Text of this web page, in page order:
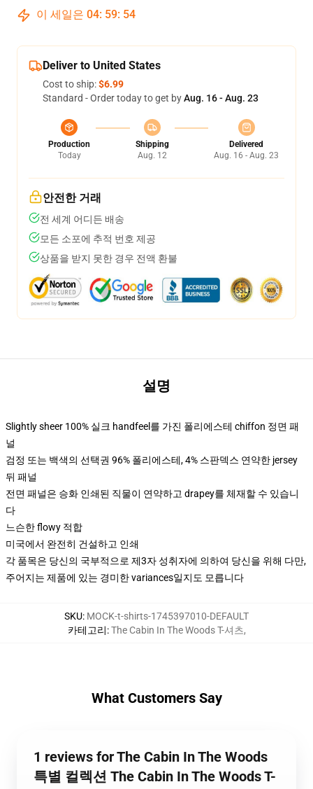
이 세일은 04: 59: 54
Deliver to United States
Cost to ship:$6.99
Standard - Order today to get byAug. 16 - Aug. 23
Production
Today
Shipping
Aug. 12
Delivered
Aug. 16 - Aug. 23
안전한 거래
전 세계 어디든 배송
모든 소포에 추적 번호 제공
상품을 받지 못한 경우 전액 환불
설명
Slightly sheer 100% 실크 handfeel를 가진 폴리에스테 chiffon 정면 패
널
검정 또는 백색의 선택권 96% 폴리에스테, 4% 스판덱스 연약한 jersey
뒤 패널
전면 패널은 승화 인쇄된 직물이 연약하고 drapey를 체재할 수 있습니
다
느슨한 flowy 적합
미국에서 완전히 건설하고 인쇄
각 품목은 당신의 국부적으로 제3자 성취자에 의하여 당신을 위해 다만,
주어지는 제품에 있는 경미한 variances일지도 모릅니다
SKU: MOCK-t-shirts-1745397010-DEFAULT
카테고리:The Cabin In The Woods T-셔츠,
What Customers Say
1 reviews for The Cabin In The Woods
특별 컬렉션 The Cabin In The Woods T-